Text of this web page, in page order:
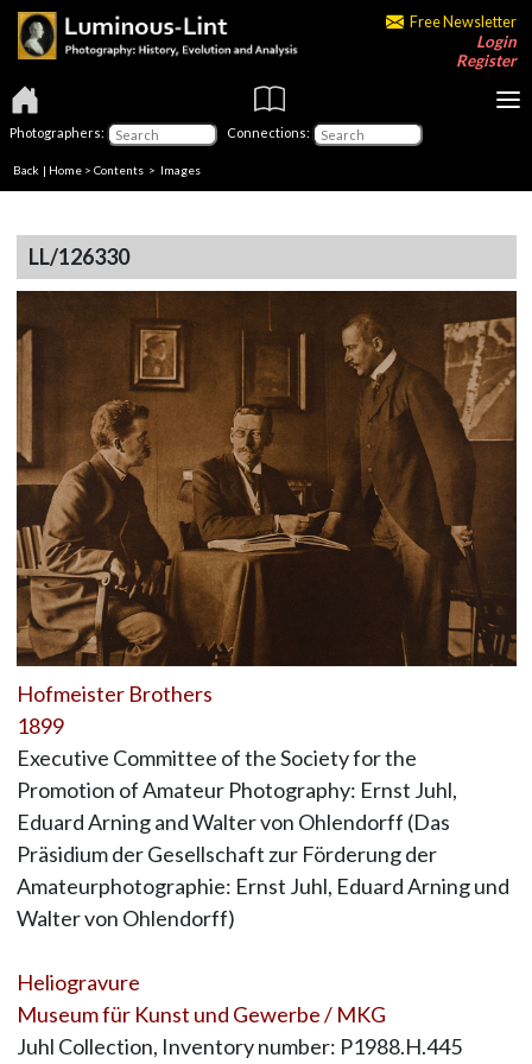
Free Newsletter
Login
Register
Photographers: Connections:
Back | Home > Contents > Images
LL/126330
Hofmeister Brothers
1899
Executive Committee of the Society for the
Promotion of Amateur Photography: Ernst Juhl,
Eduard Arning and Walter von Ohlendorff (Das
Präsidium der Gesellschaft zur Förderung der
Amateurphotographie: Ernst Juhl, Eduard Arning und
Walter von Ohlendorff)
Heliogravure
Museum für Kunst und Gewerbe / MKG
Juhl Collection, Inventory number: P1988.H.445